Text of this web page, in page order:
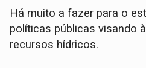
Há muito a fazer para o
políticas públicas visando
recursos hídricos.